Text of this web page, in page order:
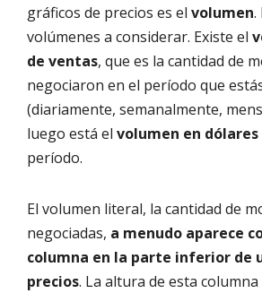
gráficos de precios es el volumen.
volúmenes a considerar. Existe el
de ventas, que es la cantidad de
negociaron en el período que
(diariamente, semanalmente,
luego está el volumen en dólares
período.
El volumen literal, la cantidad de
negociadas, a menudo aparece
columna en la parte inferior de
precios. La altura de esta